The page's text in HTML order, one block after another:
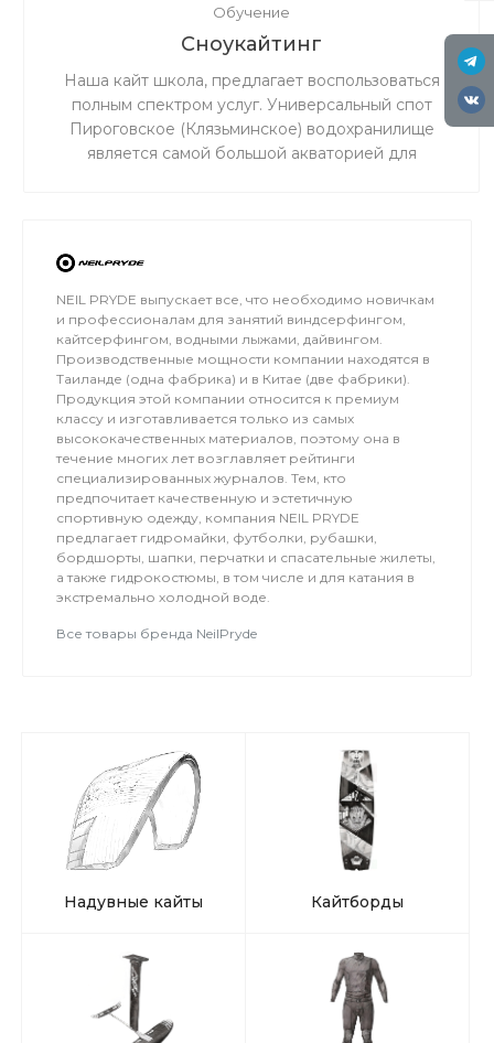
Обучение
Сноукайтинг
Наша кайт школа, предлагает воспользоваться
полным спектром услуг. Универсальный спот
Пироговское (Клязьминское) водохранилище
является самой большой акваторией для
мокро или нет снега, мы занимаемся на соседнем
NEIL PRYDE выпускает все, что необходимо новичкам
и профессионалам для занятий виндсерфингом,
кайтсерфингом, водными лыжами, дайвингом.
Производственные мощности компании находятся в
Таиланде (одна фабрика) и в Китае (две фабрики).
Продукция этой компании относится к премиум
классу и изготавливается только из самых
высококачественных материалов, поэтому она в
течение многих лет возглавляет рейтинги
специализированных журналов. Тем, кто
предпочитает качественную и эстетичную
спортивную одежду, компания NEIL PRYDE
предлагает гидромайки, футболки, рубашки,
бордшорты, шапки, перчатки и спасательные жилеты,
а также гидрокостюмы, в том числе и для катания в
экстремально холодной воде.
Все товары бренда NeilPryde
Надувные кайты Кайтборды